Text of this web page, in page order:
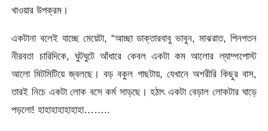
খাওয়ার উপক্রম।
একটানা বলেই যাচ্ছে মেয়েটা, “আচ্ছা ডাক্তারবাবু ভাবুন, মাঝরাত, পিনপতন
নীরবতা চারিদিকে, ঘুটঘুটে আঁধারে কেবল একটা কম আলোর ল্যাম্পপোস্ট
আলো মিটমিটিয়ে জ্বলছে। বড় বকুল গাছটায়, যেখানে অশরীরি কিছুর বাস,
তারই নিচে একটা লোক বসে কর্ম সাড়ছে। হঠাৎ একটা বেড়াল লোকটার ঘাড়ে
পড়লো! হাহাহাহাহাহাহা……..